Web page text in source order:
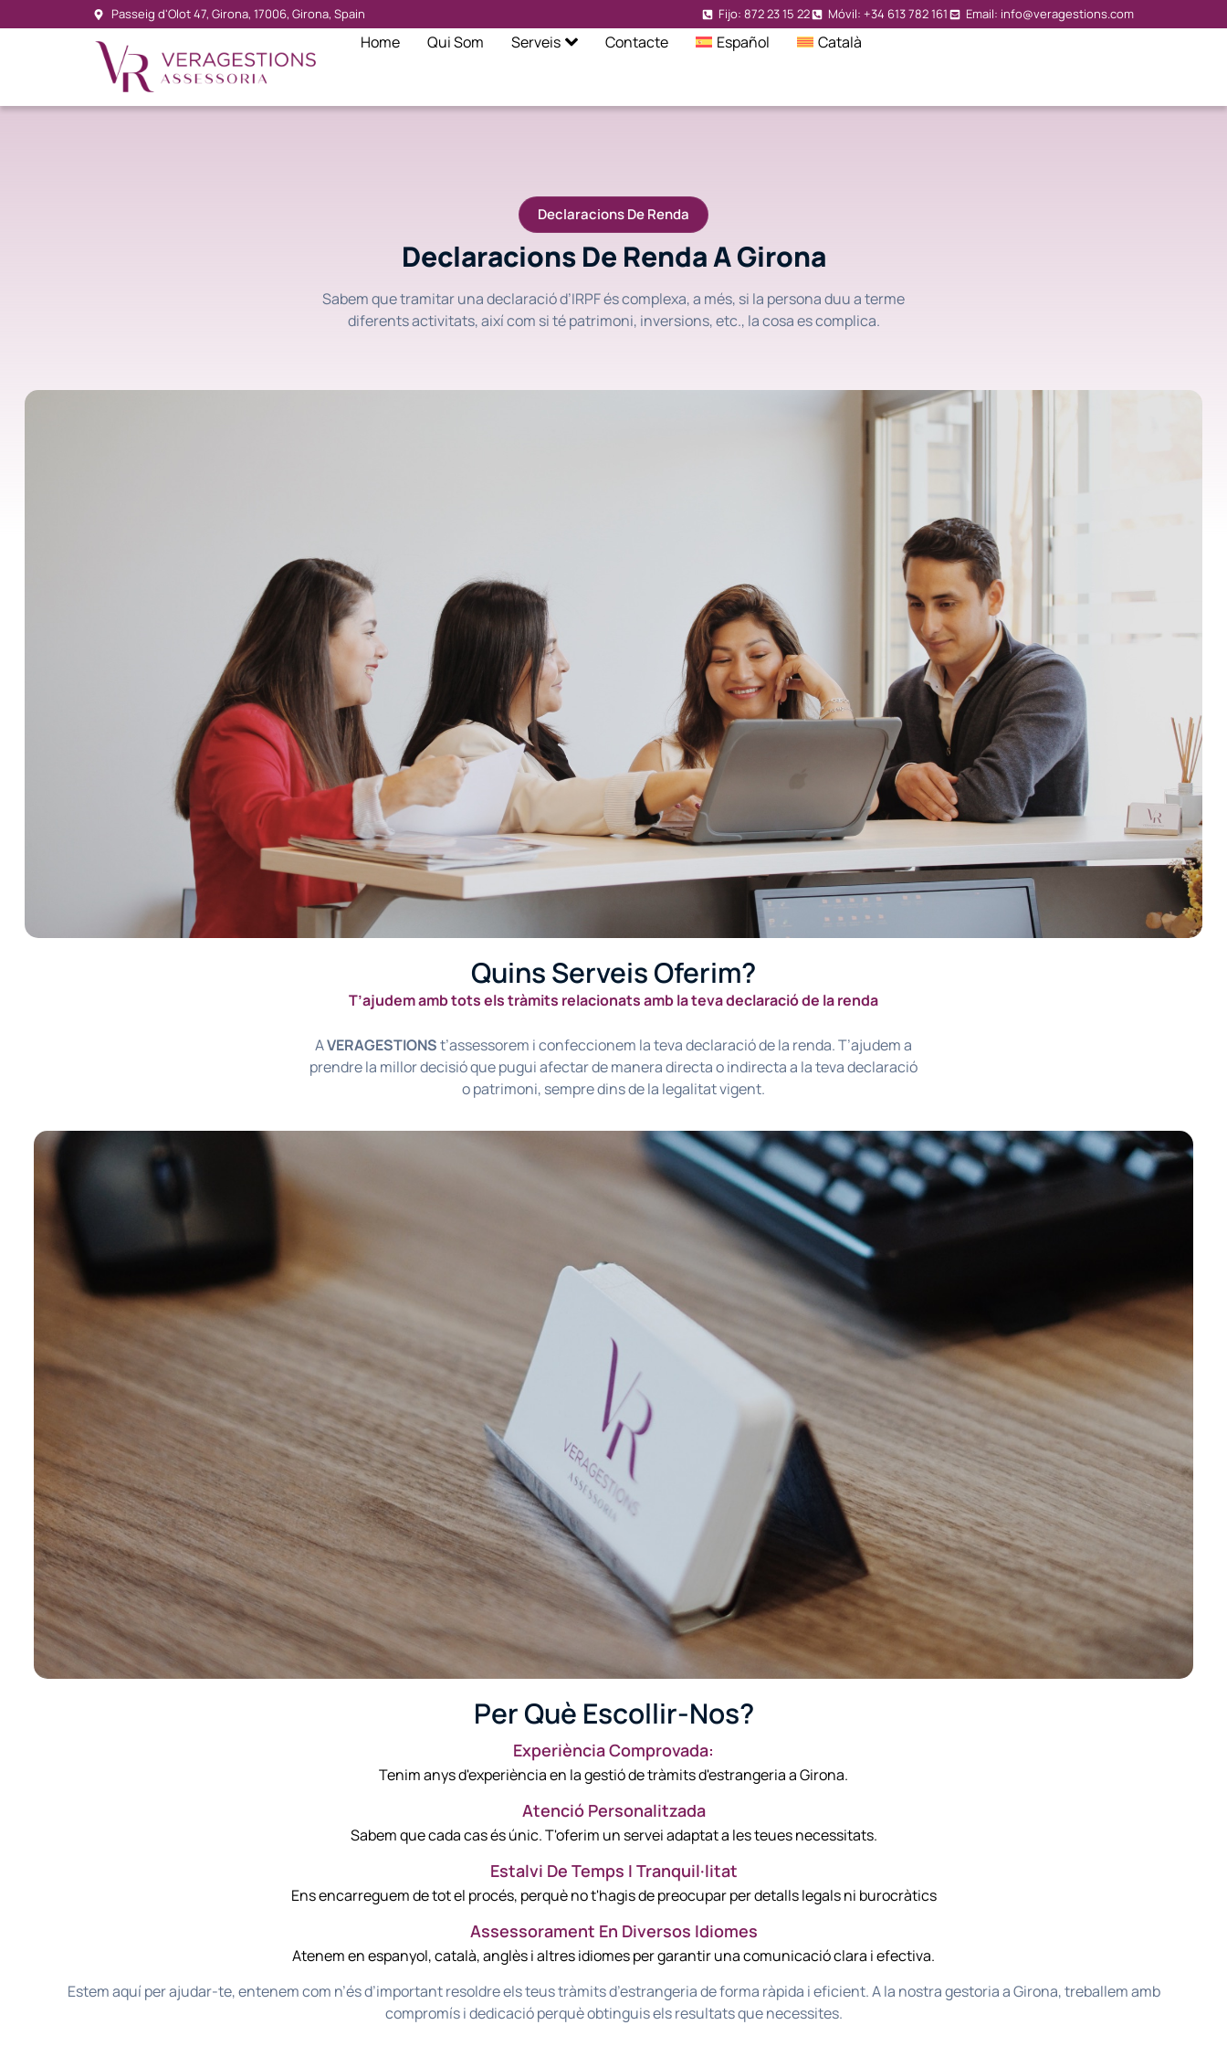
Passeig d'Olot 47, Girona, 17006, Girona, Spain Fijo: 872 23 15 22 Móvil: +34 613 782 161 Email: info@veragestions.com
Home Qui Som Serveis Contacte Español Català
Declaracions De Renda
Declaracions De Renda A Girona
Sabem que tramitar una declaració d’IRPF és complexa, a més, si la persona duu a terme
diferents activitats, així com si té patrimoni, inversions, etc., la cosa es complica.
Quins Serveis Oferim?
T’ajudem amb tots els tràmits relacionats amb la teva declaració de la renda
AVERAGESTIONSt’assessorem i confeccionem la teva declaració de la renda. T’ajudem a
prendre la millor decisió que pugui afectar de manera directa o indirecta a la teva declaració
o patrimoni, sempre dins de la legalitat vigent.
Per Què Escollir-Nos?
Experiència Comprovada:
Tenim anys d'experiència en la gestió de tràmits d'estrangeria a Girona.
Atenció Personalitzada
Sabem que cada cas és únic. T'oferim un servei adaptat a les teues necessitats.
Estalvi De Temps I Tranquil·litat
Ens encarreguem de tot el procés, perquè no t'hagis de preocupar per detalls legals ni burocràtics
Assessorament En Diversos Idiomes
Atenem en espanyol, català, anglès i altres idiomes per garantir una comunicació clara i efectiva.
Estem aquí per ajudar-te, entenem com n’és d’important resoldre els teus tràmits d’estrangeria de forma ràpida i eficient. A la nostra gestoria a Girona, treballem amb
compromís i dedicació perquè obtinguis els resultats que necessites.